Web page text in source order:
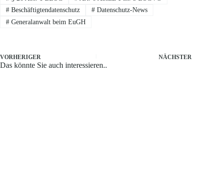
#Beschäftigtendatenschutz #Datenschutz-News
#Generalanwalt beim EuGH
VORHERIGER NÄCHSTER
Das könnte Sie auch interessieren..